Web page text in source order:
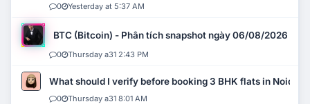
0 Yesterday at 5:37 AM
BTC (Bitcoin) - Phân tích snapshot ngày 06/08/2026
0 Thursday a31 2:43 PM
What should I verify before booking 3 BHK flats in Noida?
0 Thursday a31 8:01 AM